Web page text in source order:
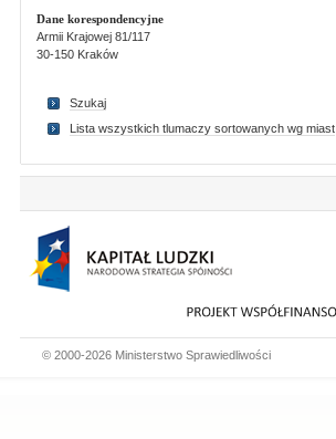
Dane korespondencyjne
Armii Krajowej 81/117
30-150 Kraków
Szukaj
Lista wszystkich tlumaczy sortowanych wg miast
© 2000-2026 Ministerstwo Sprawiedliwości